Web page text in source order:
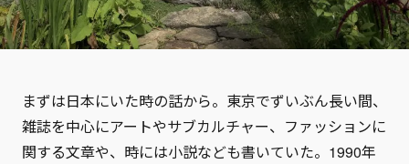
まずは日本にいた時の話から。東京でずいぶん長い間、
雑誌を中心にアートやサブカルチャー、ファッションに
関する文章や、時には小説なども書いていた。1990年